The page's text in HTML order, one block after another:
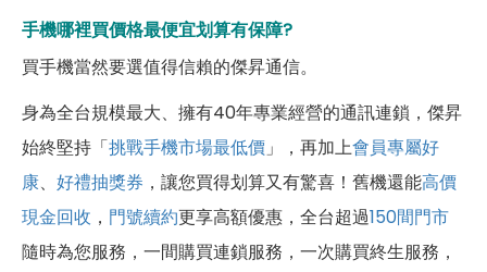
手機哪裡買價格最便宜划算有保障?
買手機當然要選值得信賴的傑昇通信。
身為全台規模最大、擁有40年專業經營的通訊連鎖，傑昇
始終堅持「挑戰手機市場最低價 」，再加上會員專屬好
康、 好禮抽獎券 ，讓您買得划算又有驚喜！舊機還能高價
現金回收 ， 門號續約更享高額優惠，全台超過150間門市
隨時為您服務，一間購買連鎖服務，一次購買終生服務，